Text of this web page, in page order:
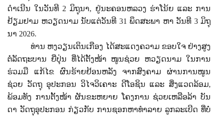
ດຳ​ເນີນ​ ໃນ​ວັນ​ທີ 2 ມິ​ຖຸ​ນາ, ຢູ່ນະຄອນຫລວງ ​ຮ່າ​ໂນ້ຍ ແລະ ການ​
ຢ້ຽມ​ຢາມ​ ຫວຽດ​ນາມ ​ນັບແຕ່​ວັນ​ທີ 31 ພຶດ​ສະ​ພາ ຫາ​ ວັນ​ທີ 3 ມິ​ຖຸ​
ນາ 2026.
ທ່ານ​ ຫງວຽນ​ເຕິນ​ເກືອງ ໄດ້ສະ​ແດງ​ຄວາມ ຂອບ​ໃຈ​ ຢ່າງສູງ
ຕໍ່​ລັດ​ຖະ​ບານ ຍີ່​ປຸ່ນ ​ທີ່​ໄດ້​ຕັ້ງ​ໜ້າ​ ໜູນ​ຊ່ວຍ
ຫວຽດ​ນາມ​ ໃນ​ການ​
ຮ່ວມ​ມື​ ແກ້​ໄຂ ​ຜົນ​ຮ້າຍ​ຢ້ອນຫລັງ ຈາກ​ສົງ​ຄາມ​ ຜ່ານ​ການ​ໜູນ​
ຊ່ວຍ​ ວັດ​ຖຸ​ ອຸ​ປະ​ກອນ ​ວິ​ໄຈ​ວິ​ເຄາະ ດີ​ໂອ​ຊິນ ແລະ ສິ່ງ​ແວດ​ລ້ອມ,
ພ້ອມ​ທັງ ການຕັ້ງ​ໜ້າ​ ຜັນ​ຂະ​ຫຍາຍ ​ໂຄງ​ການ ​ຊ່ວຍ​ເຫລືອລ້າ​ ບັນ​
ດາ​ ວັດ​ຖຸ​ອຸ​ປະ​ກອນ​ ກ່ຽວກັບ ການຊອກ​ຫາທຳ​ລາຍ​ ລູກ​ລະ​ເບີດ​ ທີ່ບໍ່​